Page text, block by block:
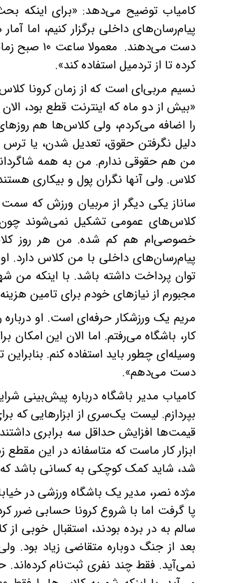
کامیاب توضیح می‌دهد: «برای اینکه
پیام‌رسان‌های داخلی برگزار کنیم، اما
دست
کرده تا از تردمیل استفاده کند».
نسیم مربی‌ای است که از زمان کرونا
«بیش از دو ماه که اینترنت قطع بود،
را اضافه می‌کردم، ولی کلاس‌ها هم
دلیل نگرفتن حقوق، تعدیل شدن، یا ترس
من هم حقوقی ندارم. من به همه
کلاس. ولی آنها نگران پول و بیکاری
ساناز یکی دیگر از مربیان ورزش که
کلاس‌های عمومی تشکیل نمی‌شوند چون
خصوصی‌ام هم کم شده. من هر روز
پیام‌رسان‌های داخلی با من کلاس دارد.
توان پرداخت داشته باشد. با اینکه
مجبورم از نیازهای خودم برای تامین
مریم یک ورزشکار حرفه‌ای است. او
کار، باشگاه می‌رفتم. اما الان این
وسیله‌ای چطور باید استفاده کنم.
دست می‌دهم».
کامیاب مدیر باشگاه درباره پیش‌بینی
بپردازم. لیست یک‌سری از ابزارهایی که
قیمت‌ها افزایش حداقل سه برابری
ابزار کار ماست که متاسفانه در این مقطع
شد، شاید کمک کوچکی به کسانی باشد که
مژده نصر، مدیر یک باشگاه ورزشی در
پا گرفت اما با شروع کرونا حسابی ضرر
سالم به در برده بودند، استقبال خوبی
بعد از جنگ دوباره متقاضی زیاد